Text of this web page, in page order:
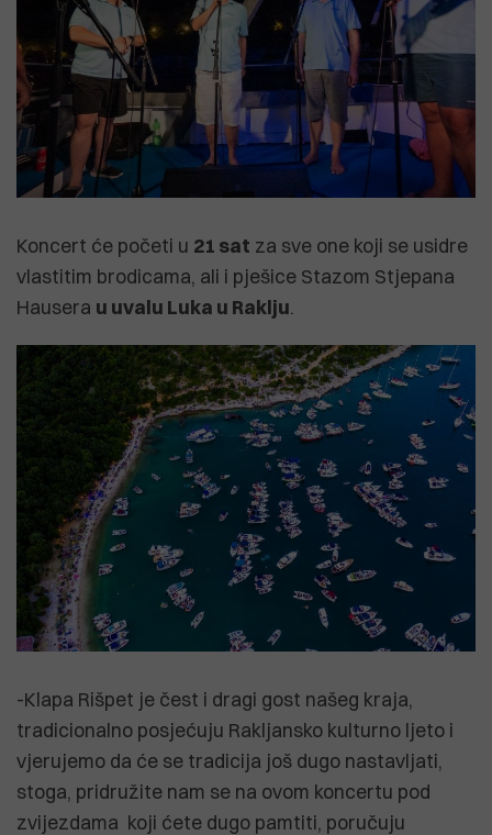
Koncert će početi u 21 sat za sve one koji se usidre
vlastitim brodicama, ali i pješice Stazom Stjepana
Hausera u uvalu Luka u Raklju.
-Klapa Rišpet je čest i dragi gost našeg kraja,
tradicionalno posjećuju Rakljansko kulturno ljeto i
vjerujemo da će se tradicija još dugo nastavljati,
stoga, pridružite nam se na ovom koncertu pod
zvijezdama koji ćete dugo pamtiti, poručuju